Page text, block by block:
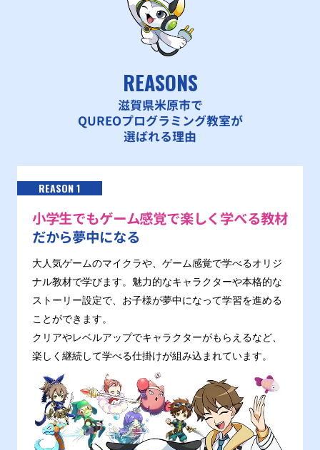
REASONS
滋賀県米原市で
QUREOプログラミング教室が
選ばれる理由
REASON 1
小学生でもゲーム感覚で楽しく学べる教材
だから夢中になる
大人気ゲームのマイクラや、ゲーム感覚で学べるオリジ
ナル教材で学びます。魅力的なキャラクターや本格的な
ストーリー設定で、お子様が夢中になって学習を進める
ことができます。
クリアやレベルアップでキャラクターがもらえるなど、
楽しく継続して学べる仕掛けが組み込まれています。